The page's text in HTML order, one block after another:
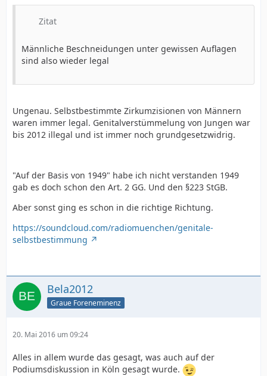
Zitat
Männliche Beschneidungen unter gewissen Auflagen
sind also wieder legal
Ungenau. Selbstbestimmte Zirkumzisionen von Männern
waren immer legal. Genitalverstümmelung von Jungen war
bis 2012 illegal und ist immer noch grundgesetzwidrig.
"Auf der Basis von 1949" habe ich nicht verstanden 1949
gab es doch schon den Art. 2 GG. Und den §223 StGB.
Aber sonst ging es schon in die richtige Richtung.
https://soundcloud.com/radiomuenchen/genitale-
selbstbestimmung
Bela2012
Graue Foreneminenz
20. Mai 2016 um 09:24
Alles in allem wurde das gesagt, was auch auf der
Podiumsdiskussion in Köln gesagt wurde.